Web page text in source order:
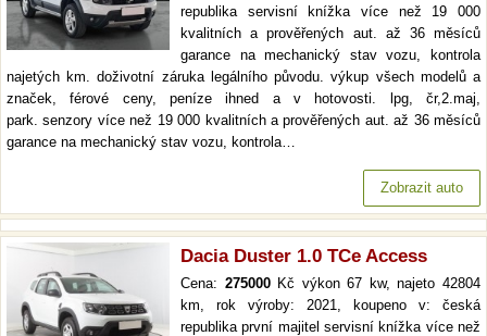
republika servisní knížka více než 19 000
kvalitních a prověřených aut. až 36 měsíců
garance na mechanický stav vozu, kontrola
najetých km. doživotní záruka legálního původu. výkup všech modelů a
značek, férové ceny, peníze ihned a v hotovosti. lpg, čr,2.maj,
park. senzory více než 19 000 kvalitních a prověřených aut. až 36 měsíců
garance na mechanický stav vozu, kontrola…
Zobrazit auto
Dacia Duster 1.0 TCe Access
Cena: 275000Kč výkon 67 kw, najeto 42804
km, rok výroby: 2021, koupeno v: česká
republika první majitel servisní knížka více než